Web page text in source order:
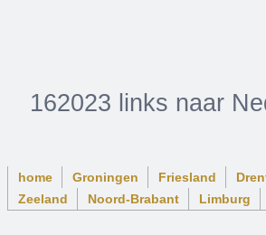
162023 links naar
home Groningen Friesland
Zeeland
Noord-Brabant Limburg